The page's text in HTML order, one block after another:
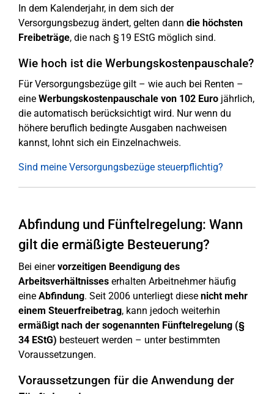
In dem Kalenderjahr, in dem sich der
Versorgungsbezug ändert, gelten dann die höchsten
Freibeträge, die nach § 19 EStG möglich sind.
Wie hoch ist die Werbungskostenpauschale?
Für Versorgungsbezüge gilt – wie auch bei Renten –
eine Werbungskostenpauschale von 102 Euro jährlich,
die automatisch berücksichtigt wird. Nur wenn du
höhere beruflich bedingte Ausgaben nachweisen
kannst, lohnt sich ein Einzelnachweis.
Sind meine Versorgungsbezüge steuerpflichtig?
Abfindung und Fünftelregelung: Wann
gilt die ermäßigte Besteuerung?
Bei einervorzeitigen Beendigung des
Arbeitsverhältnisses erhalten Arbeitnehmer häufig
eine Abfindung. Seit 2006 unterliegt diese nicht mehr
einem Steuerfreibetrag, kann jedoch weiterhin
ermäßigt nach der sogenannten Fünftelregelung (§
34 EStG) besteuert werden – unter bestimmten
Voraussetzungen.
Voraussetzungen für die Anwendung der